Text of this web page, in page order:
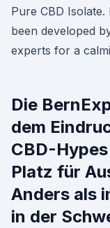
Pure CBD
been developed
experts for a
Die
dem
CBD-
Platz für
Anders als
in der